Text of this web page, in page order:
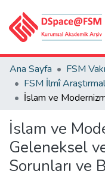
Ana Sayfa
İslam ve
Geleneksel
Sorunları ve